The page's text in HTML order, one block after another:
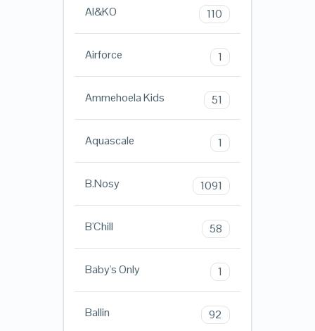
AI&KO 110
Airforce 1
Ammehoela Kids 51
Aquascale 1
B.Nosy 1091
B'Chill 58
Baby's Only 1
Ballin 92